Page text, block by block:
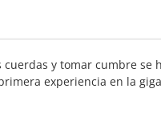
y tomar cumbre
experiencia en la